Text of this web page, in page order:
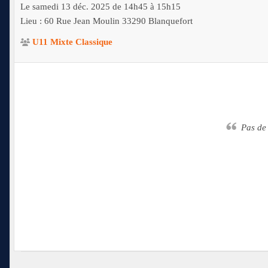
Le samedi 13 déc. 2025 de 14h45 à 15h15
Lieu : 60 Rue Jean Moulin 33290 Blanquefort
U11 Mixte Classique
Pas